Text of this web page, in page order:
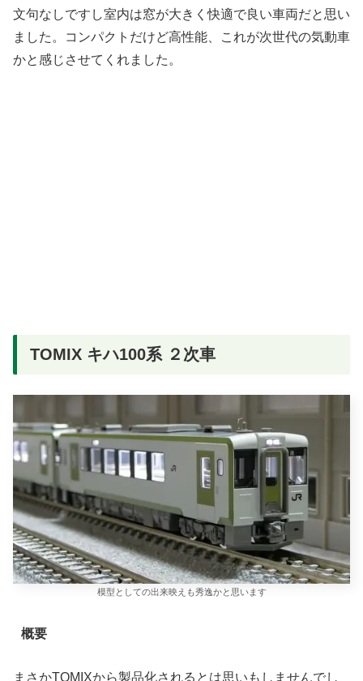
文句なしですし室内は窓が大きく快適で良い車両だと思い
ました。コンパクトだけど高性能、これが次世代の気動車
かと感じさせてくれました。
TOMIX キハ100系 ２次車
模型としての出来映えも秀逸かと思います
概要
まさかTOMIXから製品化されるとは思いもしませんでし